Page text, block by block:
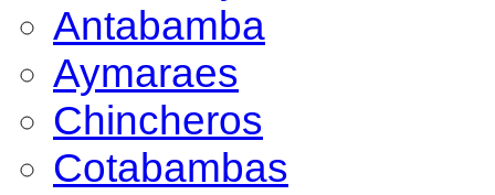
Antabamba
Aymaraes
Chincheros
Cotabambas